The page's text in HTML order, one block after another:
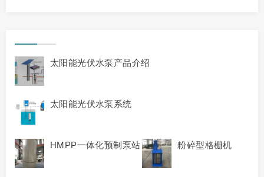
太阳能光伏水泵产品介绍
太阳能光伏水泵系统
HMPP一体化预制泵站 粉碎型格栅机